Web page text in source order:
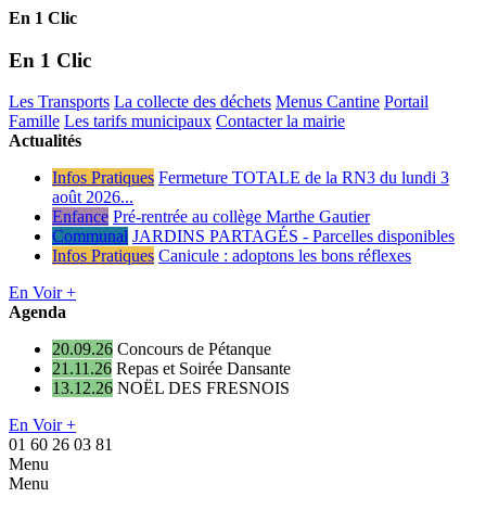
En 1 Clic
En 1 Clic
Les Transports La collecte des déchets Menus Cantine Portail
Famille Les tarifs municipaux Contacter la mairie
Actualités
Infos Pratiques Fermeture TOTALE de la RN3 du lundi 3
août 2026...
Enfance Pré-rentrée au collège Marthe Gautier
Communal JARDINS PARTAGÉS - Parcelles disponibles
Infos Pratiques Canicule : adoptons les bons réflexes
En Voir +
Agenda
20.09.26 Concours de Pétanque
21.11.26 Repas et Soirée Dansante
13.12.26 NOËL DES FRESNOIS
En Voir +
01 60 26 03 81
Menu
Menu